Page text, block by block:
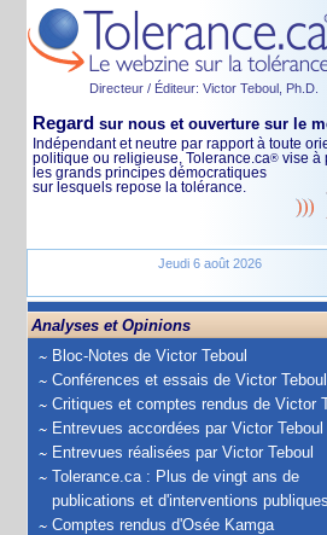
Directeur / Éditeur: Victor Teboul, Ph.D.
Regard sur nous et ouverture sur le
Indépendant et neutre par rapport à toute
politique ou religieuse, Tolerance.ca® vise à
les grands principes démocratiques
sur lesquels repose la tolérance.
Jeudi 6 août 2026
Analyses et Opinions
Bloc-Notes de Victor Teboul
Conférences et essais de Victor Teboul
Critiques et comptes rendus de Victor
Entrevues accordées par Victor Teboul
Entrevues réalisées par Victor Teboul
Tolerance.ca : Plus de vingt ans de
publications et d'interventions
Comptes rendus d'Osée Kamga